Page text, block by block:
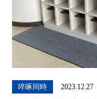
啐啄同時 2023.12.27